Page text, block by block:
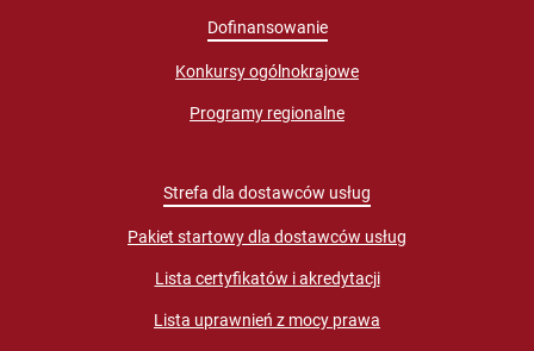
Dofinansowanie
Konkursy ogólnokrajowe
Programy regionalne
Strefa dla dostawców usług
Pakiet startowy dla dostawców usług
Lista certyfikatów i akredytacji
Lista uprawnień z mocy prawa